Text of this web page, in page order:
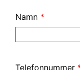
Namn *
Telefonnummer